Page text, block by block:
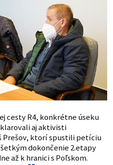
cesty R4, konkrétne úseku
aj aktivisti
Prešov, ktorí spustili petíciu
dokončenie 2.etapy
až k hranici s Poľskom.